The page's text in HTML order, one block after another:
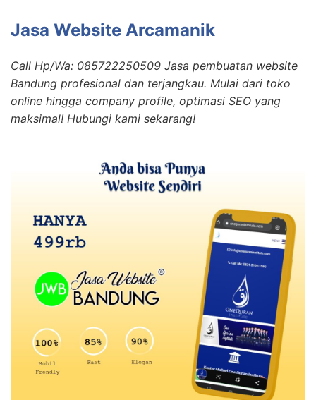
Jasa Website Arcamanik
Call Hp/Wa: 085722250509 Jasa pembuatan website
Bandung profesional dan terjangkau. Mulai dari toko
online hingga company profile, optimasi SEO yang
maksimal! Hubungi kami sekarang!